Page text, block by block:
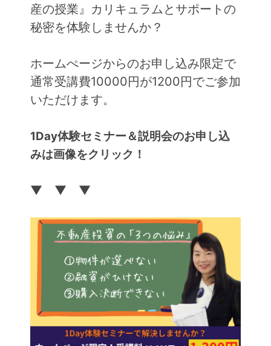
産の授業』カリキュラムとサポートの
秘密を体験しませんか？
ホームぺージからのお申し込み限定で
通常受講費10000円が1200円でご参加
いただけます。
1Day体験セミナー＆説明会のお申し込
みは画像をクリック！
▼ ▼ ▼